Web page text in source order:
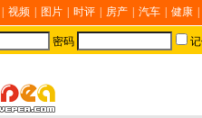
视频 图片 时评 房产 汽车 健康
密码